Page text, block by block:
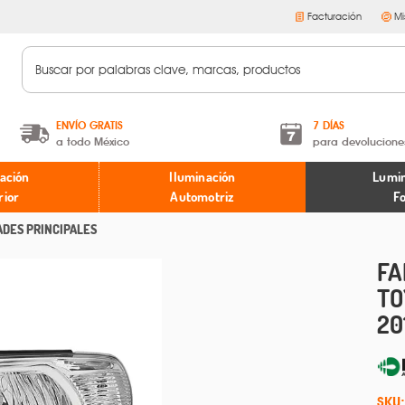
Facturación
ENVÍO GRATIS
a todo México
A partir de $599 MXN.
* Aplican restricciones
7 DÍAS
para
Términos y condiciones
Políticas de devoluciones
Iluminación
Automotriz
PRINCIPALES
SKU: